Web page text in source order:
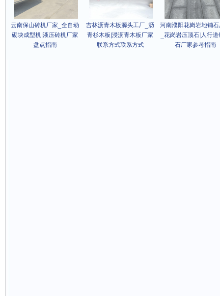
云南保山砖机厂家_全自动
砌块成型机|液压砖机厂家
盘点指南
吉林沥青木板源头工厂_沥
青杉木板|浸沥青木板厂家
联系方式联系方式
河南濮阳花岗岩地铺石
_花岗岩压顶石|人行
石厂家参考指南